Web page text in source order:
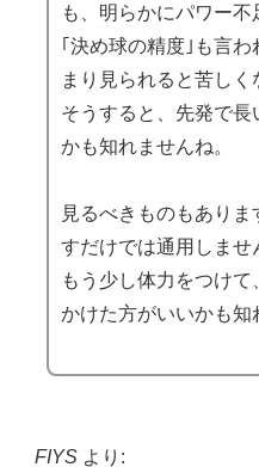
も、明らかにパワー不
｢決め球の精度｣も言
まり見られると苦しく
そうすると、先発で長
かも知れませんね。
見るべきものもあり
すだけでは通用しませ
もう少し体力をつけて
かけた方がいいかも知
FIYS より: